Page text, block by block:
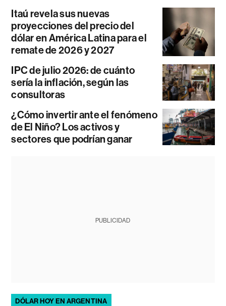
Itaú revela sus nuevas
proyecciones del precio del
dólar en América Latina para el
remate de 2026 y 2027
IPC de julio 2026: de cuánto
sería la inflación, según las
consultoras
¿Cómo invertir ante el fenómeno
de El Niño? Los activos y
sectores que podrían ganar
PUBLICIDAD
DÓLAR HOY EN ARGENTINA